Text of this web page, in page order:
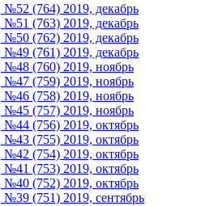
№52 (764) 2019, декабрь
№51 (763) 2019, декабрь
№50 (762) 2019, декабрь
№49 (761) 2019, декабрь
№48 (760) 2019, ноябрь
№47 (759) 2019, ноябрь
№46 (758) 2019, ноябрь
№45 (757) 2019, ноябрь
№44 (756) 2019, октябрь
№43 (755) 2019, октябрь
№42 (754) 2019, октябрь
№41 (753) 2019, октябрь
№40 (752) 2019, октябрь
№39 (751) 2019, сентябрь